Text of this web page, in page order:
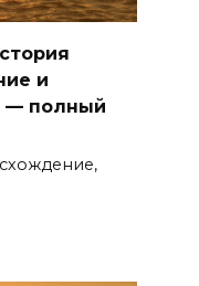
и
— полный